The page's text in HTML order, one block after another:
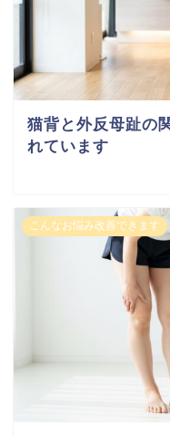
猫背と外反母趾の
れています
こんなお悩み改善できます